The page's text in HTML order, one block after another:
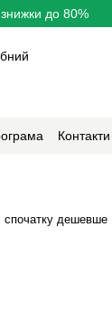
до 80%
Контакти
спочатку дешевше